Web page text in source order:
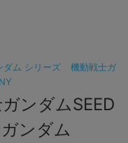
ダム シリーズ
機動戦士ガ
ンダムSEED
ンダム